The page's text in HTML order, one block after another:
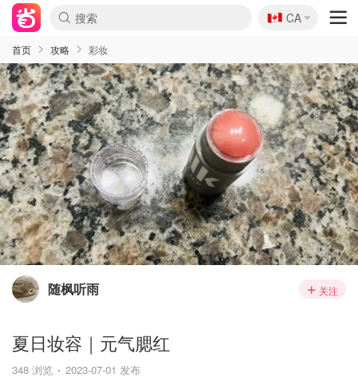
🇨🇦
CA
首页 攻略 彩妆
随枫听雨 关注
夏日妆容｜元气腮红
348 浏览 2023-07-01 发布